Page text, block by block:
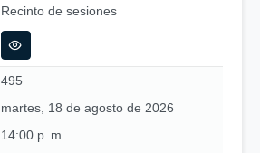
Recinto de sesiones
495
martes, 18 de agosto de 2026
14:00 p. m.